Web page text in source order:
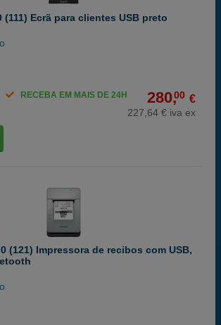
(111) Ecrã para clientes USB preto
280,00 €
227,64 € iva ex
RECEBA EM MAIS DE 24H
(121) Impressora de recibos com USB,